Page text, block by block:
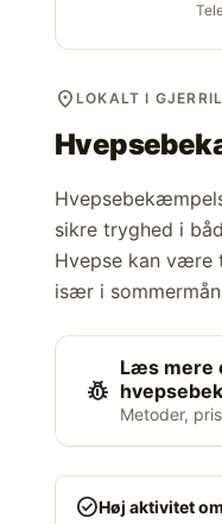
location_on LOKALT I
sikre tryghed i
Hvepse kan være
især i
pest_control
Læs mere
Metoder,
check_circleHøj aktivitet